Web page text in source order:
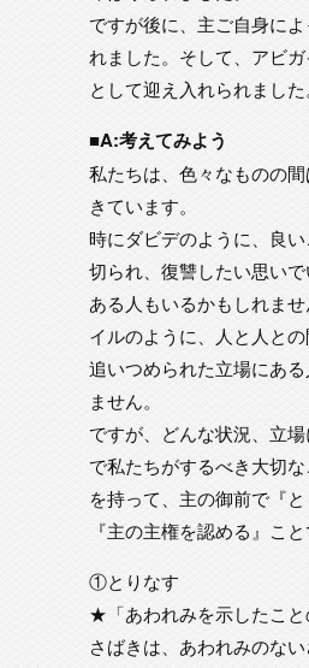
ですが後に、主ご自身に
れました。そして、アビ
として迎え入れられました
■A:考えてみよう
私たちは、色々なものの
きています。
時にダビデのように、良
切られ、復讐したい思い
ある人もいるかもしれま
イルのように、人と人との
追いつめられた立場にあ
ません。
ですが、どんな状況、立
で私たちがするべき大切
を持って、主の御前で『
『主の主権を認める』こと
①とりなす
★「あわれみを示したこと
さばきは、あわれみのな